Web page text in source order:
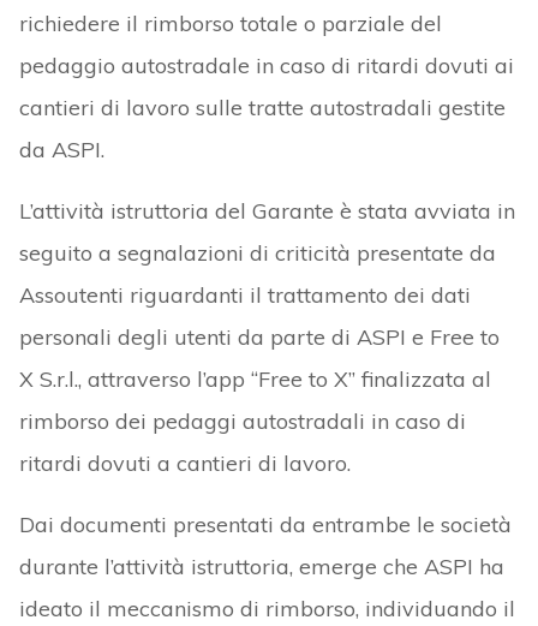
richiedere il rimborso totale o parziale del
pedaggio autostradale in caso di ritardi dovuti ai
cantieri di lavoro sulle tratte autostradali gestite
da ASPI.
L’attività istruttoria del Garante è stata avviata in
seguito a segnalazioni di criticità presentate da
Assoutenti riguardanti il trattamento dei dati
personali degli utenti da parte di ASPI e Free to
X S.r.l., attraverso l’app “Free to X” finalizzata al
rimborso dei pedaggi autostradali in caso di
ritardi dovuti a cantieri di lavoro.
Dai documenti presentati da entrambe le società
durante l’attività istruttoria, emerge che ASPI ha
ideato il meccanismo di rimborso, individuando il